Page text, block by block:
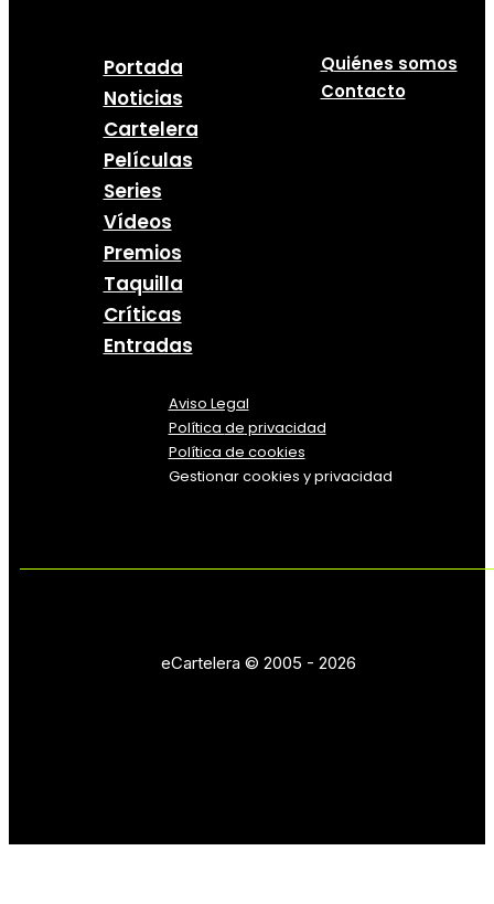
Portada
Noticias
Cartelera
Películas
Series
Vídeos
Premios
Taquilla
Críticas
Entradas
Quiénes somos
Contacto
Aviso Legal
Política de privacidad
Política de cookies
Gestionar cookies y privacidad
eCartelera © 2005 - 2026